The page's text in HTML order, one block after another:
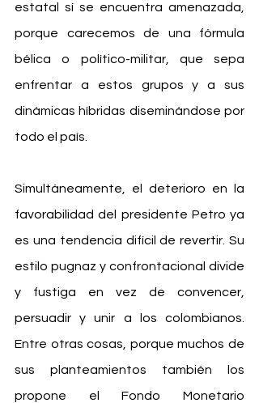
estatal sí se encuentra amenazada,
porque carecemos de una fórmula
bélica o político-militar, que sepa
enfrentar a estos grupos y a sus
dinámicas híbridas diseminándose por
todo el país.
Simultáneamente, el deterioro en la
favorabilidad del presidente Petro ya
es una tendencia difícil de revertir. Su
estilo pugnaz y confrontacional divide
y fustiga en vez de convencer,
persuadir y unir a los colombianos.
Entre otras cosas, porque muchos de
sus planteamientos también los
propone el Fondo Monetario